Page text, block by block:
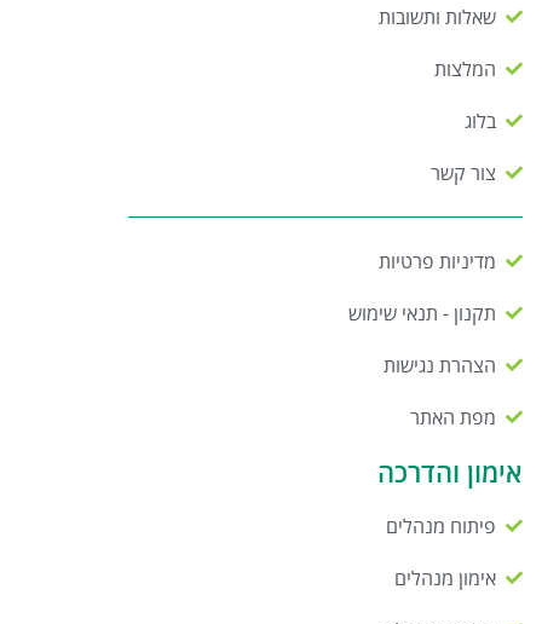
שאלות ותשובות
המלצות
בלוג
צור קשר
מדיניות פרטיות
תקנון - תנאי שימוש
הצהרת נגישות
מפת האתר
אימון והדרכה
פיתוח מנהלים
אימון מנהלים